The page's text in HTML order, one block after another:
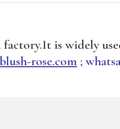
is widely
rose.com ;